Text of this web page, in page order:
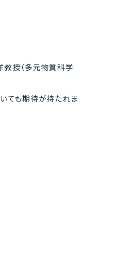
授（多元物質科学
ても期待が持たれま